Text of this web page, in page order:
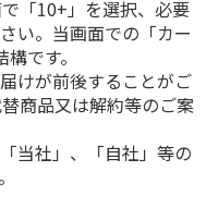
「10+」を選択、必要
い。当画面での「カー
です。
けが前後することがご
商品又は解約等のご案
当社」、「自社」等の